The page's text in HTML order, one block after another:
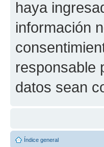
haya
información
responsable
datos sean
Índice general